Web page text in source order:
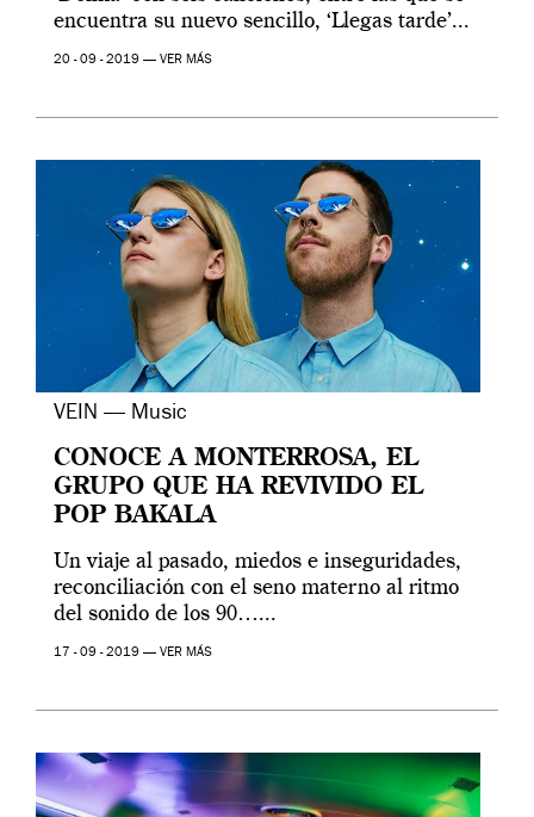
encuentra su nuevo sencillo, ‘Llegas tarde’...
20 - 09 - 2019 — VER MÁS
VEIN — Music
CONOCE A MONTERROSA, EL
GRUPO QUE HA REVIVIDO EL
POP BAKALA
Un viaje al pasado, miedos e inseguridades,
reconciliación con el seno materno al ritmo
del sonido de los 90…...
17 - 09 - 2019 — VER MÁS